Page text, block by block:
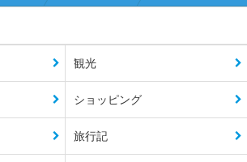
観光
ショッピング
旅行記